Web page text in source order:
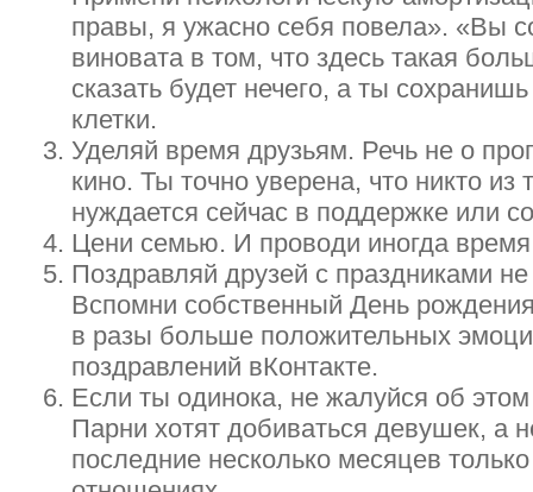
правы, я ужасно себя повела». «Вы
виновата в том, что здесь такая
сказать будет нечего, а ты
клетки.
Уделяй время друзьям. Речь не о
кино. Ты точно уверена, что никто из
нуждается сейчас в поддержке или
Цени семью. И проводи иногда
Поздравляй друзей с праздниками не
Вспомни собственный День
в разы больше положительных
поздравлений вКонтакте.
Если ты одинока, не жалуйся об
Парни хотят добиваться девушек, а
последние несколько месяцев